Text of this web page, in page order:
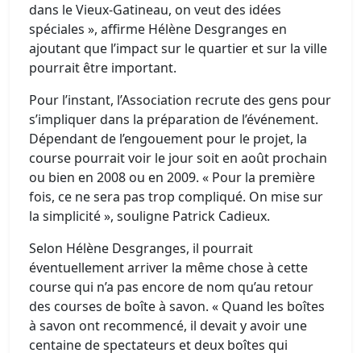
dans le Vieux-Gatineau, on veut des idées
spéciales », affirme Hélène Desgranges en
ajoutant que l’impact sur le quartier et sur la ville
pourrait être important.
Pour l’instant, l’Association recrute des gens pour
s’impliquer dans la préparation de l’événement.
Dépendant de l’engouement pour le projet, la
course pourrait voir le jour soit en août prochain
ou bien en 2008 ou en 2009. « Pour la première
fois, ce ne sera pas trop compliqué. On mise sur
la simplicité », souligne Patrick Cadieux.
Selon Hélène Desgranges, il pourrait
éventuellement arriver la même chose à cette
course qui n’a pas encore de nom qu’au retour
des courses de boîte à savon. « Quand les boîtes
à savon ont recommencé, il devait y avoir une
centaine de spectateurs et deux boîtes qui